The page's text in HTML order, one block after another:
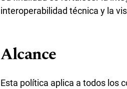
interoperabilidad técnica y la
Alcance
Esta política aplica a todos los